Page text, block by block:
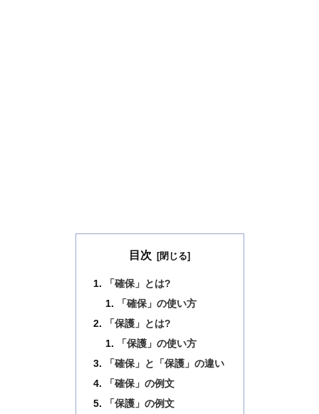
目次
「確保」とは?
「確保」の使い方
「保護」とは?
「保護」の使い方
「確保」と「保護」の違い
「確保」の例文
「保護」の例文